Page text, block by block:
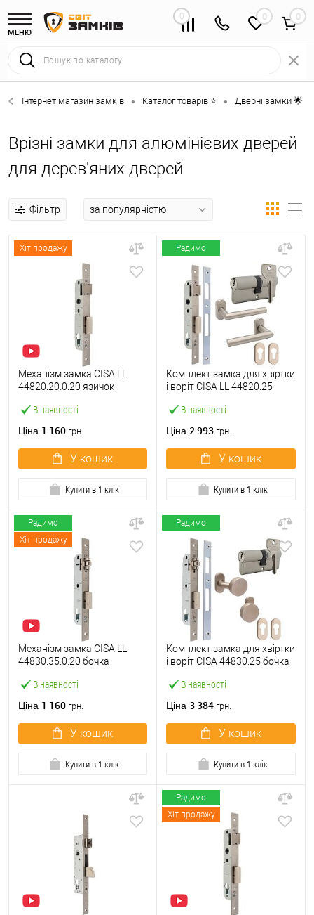
МЕНЮ
0 0
Інтернет магазин замків • Каталог товарів ⭐ • Дверні замки 🌟
Врізні замки для алюмінієвих дверей
для дерев'яних дверей
Фільтр
Хіт продажу
В наявності
Механізм замка CISA LL
44820.20.0.20 язичок
нержавіюча сталь
Ціна 1 160 грн.
У кошик
Купити в 1 клік
Радимо
В наявності
Комплект замка для хвіртки
і воріт CISA LL 44820.25
C2000 60 мм та ручками
Ціна 2 993 грн.
У кошик
Купити в 1 клік
Радимо
Хіт продажу
В наявності
Механізм замка CISA LL
44830.35.0.20 бочка
нержавіюча сталь
Ціна 1 160 грн.
У кошик
Купити в 1 клік
Радимо
В наявності
Комплект замка для хвіртки
і воріт CISA 44830.25 бочка
60 мм та ручками
Ціна 3 384 грн.
У кошик
Купити в 1 клік
Радимо
Хіт продажу